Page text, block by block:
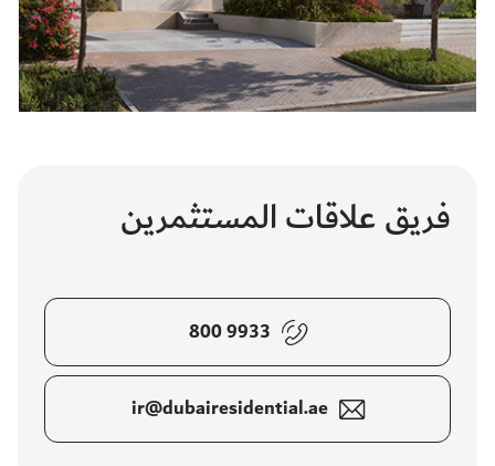
فريق علاقات المستثمرين
800 9933
ir@dubairesidential.ae